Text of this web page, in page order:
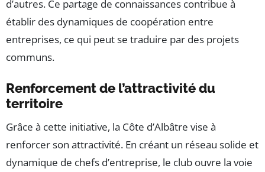
d’autres. Ce partage de connaissances contribue à
établir des dynamiques de coopération entre
entreprises, ce qui peut se traduire par des projets
communs.
Renforcement de l’attractivité du
territoire
Grâce à cette initiative, la Côte d’Albâtre vise à
renforcer son attractivité. En créant un réseau solide et
dynamique de chefs d’entreprise, le club ouvre la voie